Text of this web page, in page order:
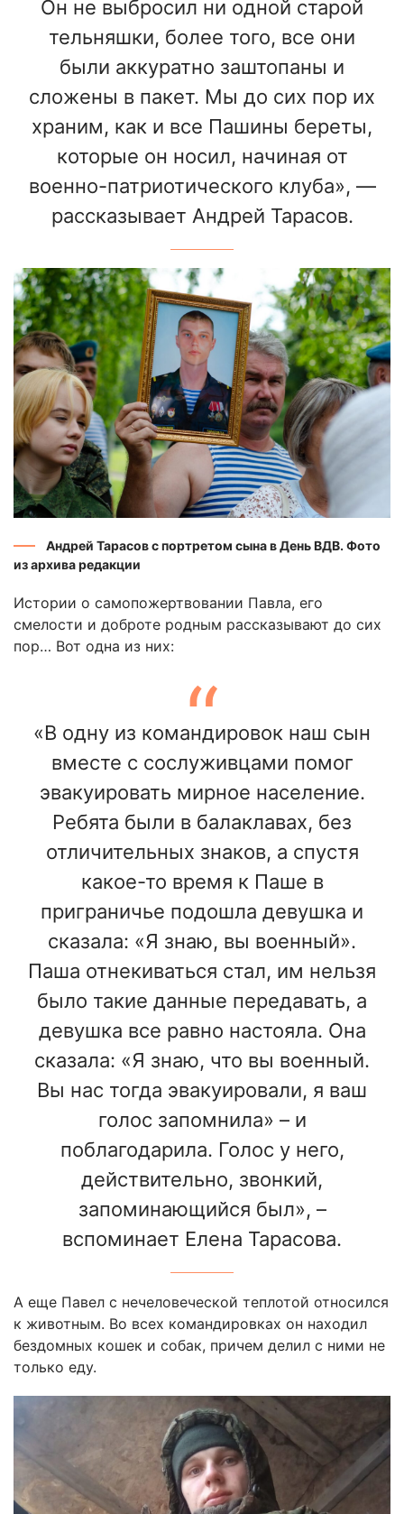
Он не выбросил ни одной старой
тельняшки, более того, все они
были аккуратно заштопаны и
сложены в пакет. Мы до сих пор их
храним, как и все Пашины береты,
которые он носил, начиная от
военно-патриотического клуба», —
рассказывает Андрей Тарасов.
Андрей Тарасов с портретом сына в День ВДВ. Фото
из архива редакции
Истории о самопожертвовании Павла, его
смелости и доброте родным рассказывают до сих
пор… Вот одна из них:
«В одну из командировок наш сын
вместе с сослуживцами помог
эвакуировать мирное население.
Ребята были в балаклавах, без
отличительных знаков, а спустя
какое-то время к Паше в
приграничье подошла девушка и
сказала: «Я знаю, вы военный».
Паша отнекиваться стал, им нельзя
было такие данные передавать, а
девушка все равно настояла. Она
сказала: «Я знаю, что вы военный.
Вы нас тогда эвакуировали, я ваш
голос запомнила» – и
поблагодарила. Голос у него,
действительно, звонкий,
запоминающийся был», –
вспоминает Елена Тарасова.
А еще Павел с нечеловеческой теплотой относился
к животным. Во всех командировках он находил
бездомных кошек и собак, причем делил с ними не
только еду.